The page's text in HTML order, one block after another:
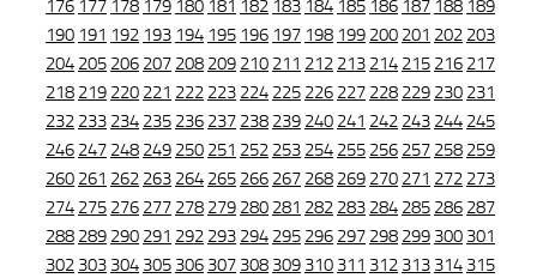
176 177 178 179 180 181 182 183 184 185 186 187 188 189
190 191 192 193 194 195 196 197 198 199 200 201 202 203
204 205 206 207 208 209 210 211 212 213 214 215 216 217
218 219 220 221 222 223 224 225 226 227 228 229 230 231
232 233 234 235 236 237 238 239 240 241 242 243 244 245
246 247 248 249 250 251 252 253 254 255 256 257 258 259
260 261 262 263 264 265 266 267 268 269 270 271 272 273
274 275 276 277 278 279 280 281 282 283 284 285 286 287
288 289 290 291 292 293 294 295 296 297 298 299 300 301
302 303 304 305 306 307 308 309 310 311 312 313 314 315